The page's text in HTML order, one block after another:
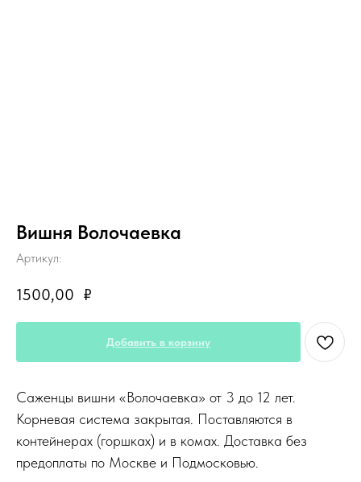
Вишня Волочаевка
Артикул:
1500,00 ₽
Добавить в корзину
Саженцы вишни «Волочаевка» от 3 до 12 лет.
Корневая система закрытая. Поставляются в
контейнерах (горшках) и в комах. Доставка без
предоплаты по Москве и Подмосковью.